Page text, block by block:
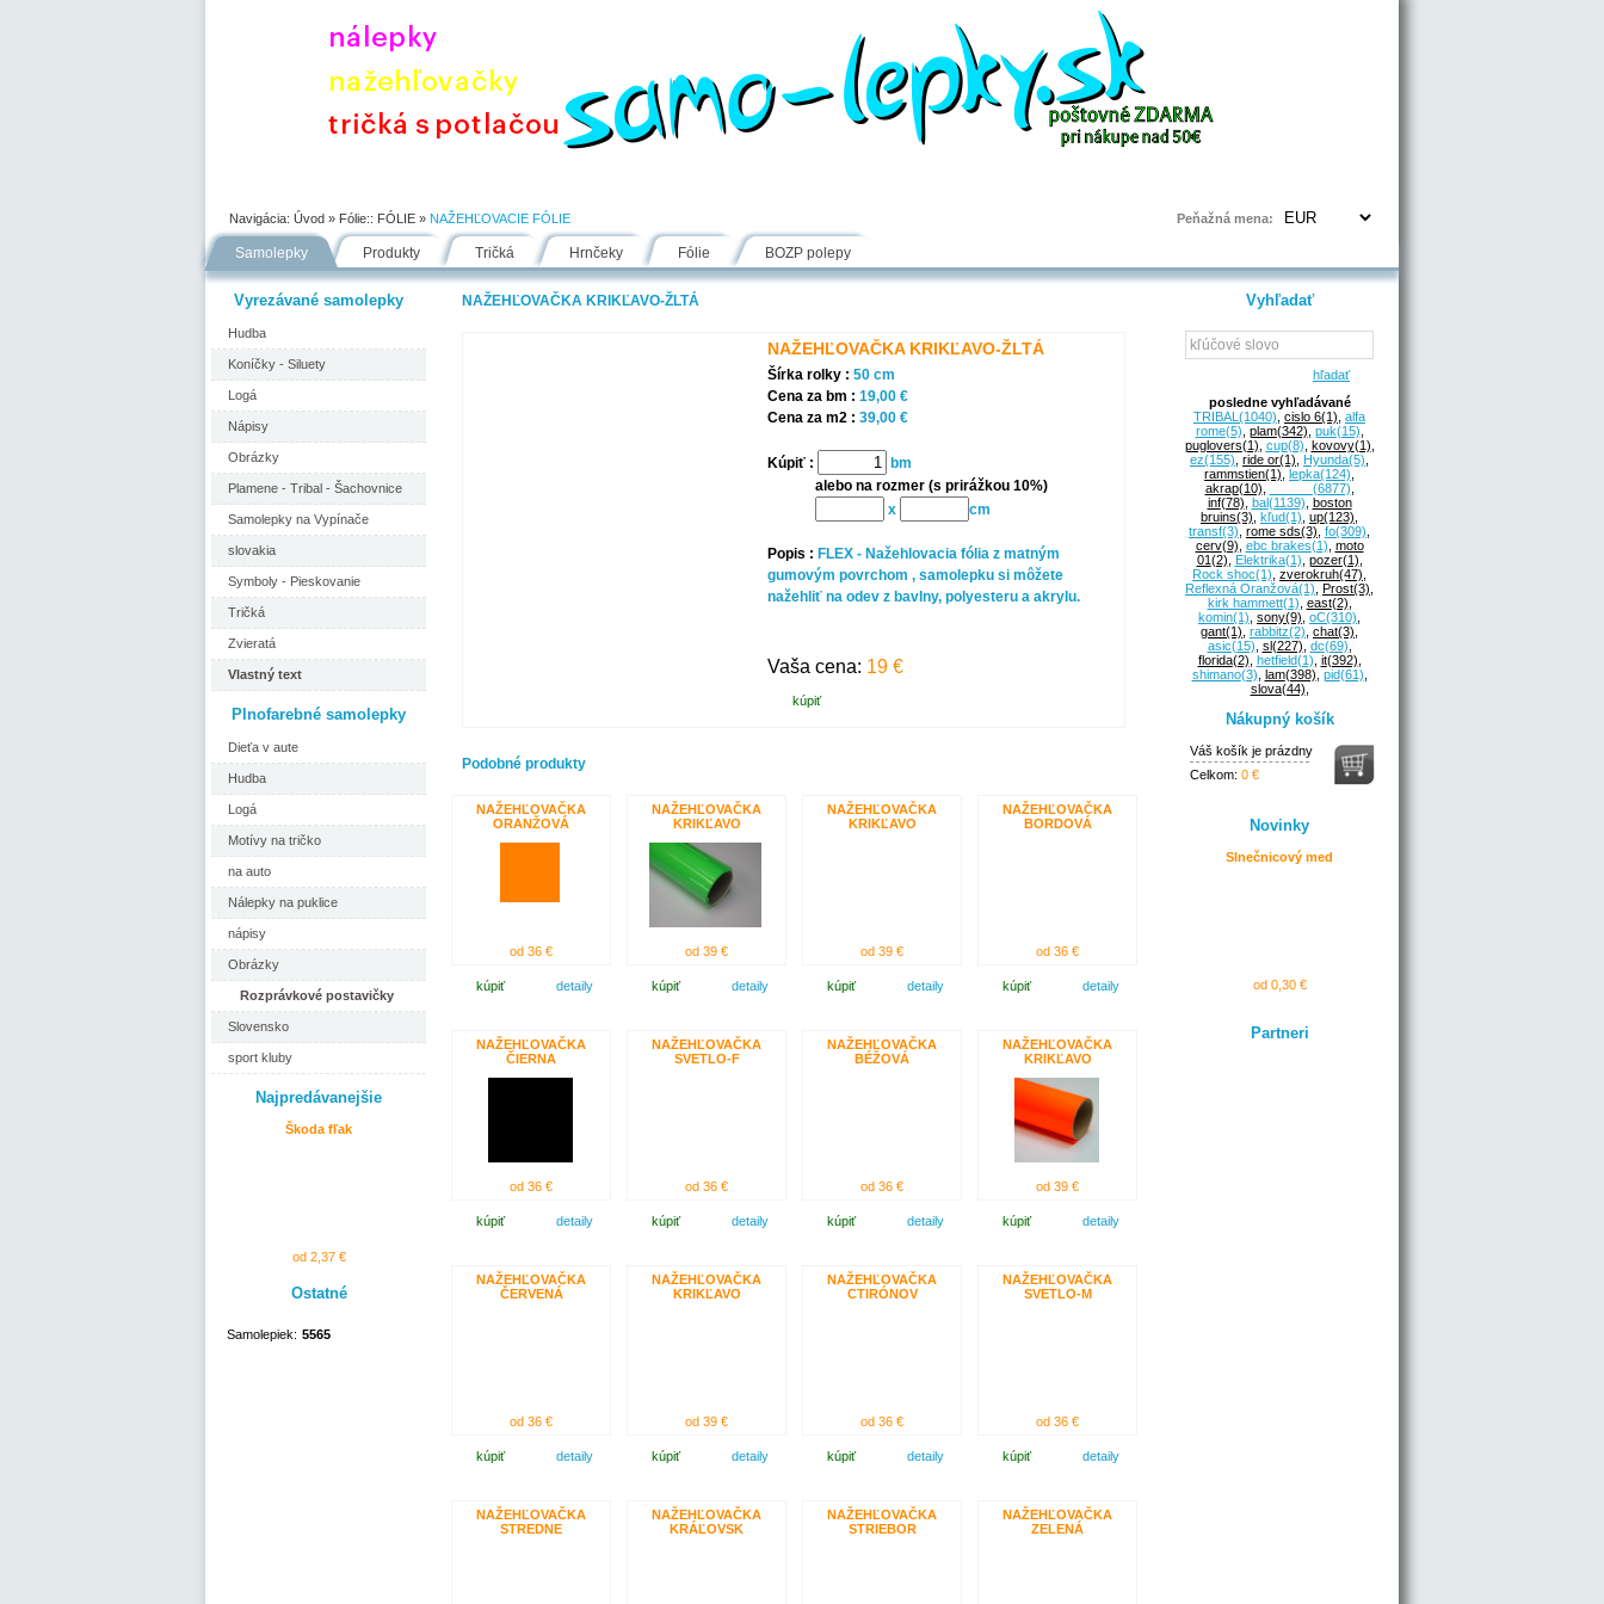
Navigácia: Úvod » Fólie:: FÓLIE » NAŽEHĽOVACIE FÓLIE Peňažná mena:
Samolepky Produkty Tričká Hrnčeky Fólie BOZP polepy
Vyrezávané samolepky
Hudba
Koníčky - Siluety
Logá
Nápisy
Obrázky
Plamene - Tribal - Šachovnice
Samolepky na Vypínače
slovakia
Symboly - Pieskovanie
Tričká
Zvieratá
Vlastný text
Plnofarebné samolepky
Dieťa v aute
Hudba
Logá
Motívy na tričko
na auto
Nálepky na puklice
nápisy
Obrázky
Rozprávkové postavičky
Slovensko
sport kluby
Najpredávanejšie
Škoda fľak
od 2,37 €
Ostatné
Samolepiek: 5565
NAŽEHĽOVAČKA KRIKĽAVO-ŽLTÁ
NAŽEHĽOVAČKA KRIKĽAVO-ŽLTÁ
Šírka rolky : 50 cm
Cena za bm : 19,00 €
Cena za m2 : 39,00 €
Kúpiť :
bm
alebo na rozmer (s prirážkou 10%)
x
cm
Popis : FLEX - Nažehlovacia fólia z matným
gumovým povrchom , samolepku si môžete
nažehliť na odev z bavlny, polyesteru a akrylu.
Vaša cena: 19 €
kúpiť
Podobné produkty
NAŽEHĽOVAČKA
ORANŽOVÁ
od 36 €
kúpiť detaily
NAŽEHĽOVAČKA
KRIKĽAVO
od 39 €
kúpiť detaily
NAŽEHĽOVAČKA
KRIKĽAVO
od 39 €
kúpiť detaily
NAŽEHĽOVAČKA
BORDOVÁ
od 36 €
kúpiť detaily
NAŽEHĽOVAČKA
ČIERNA
od 36 €
kúpiť detaily
NAŽEHĽOVAČKA
SVETLO-F
od 36 €
kúpiť detaily
NAŽEHĽOVAČKA
BÉŽOVÁ
od 36 €
kúpiť detaily
NAŽEHĽOVAČKA
KRIKĽAVO
od 39 €
kúpiť detaily
NAŽEHĽOVAČKA
ČERVENÁ
od 36 €
kúpiť detaily
NAŽEHĽOVAČKA
KRIKĽAVO
od 39 €
kúpiť detaily
NAŽEHĽOVAČKA
CTIRÓNOV
od 36 €
kúpiť detaily
NAŽEHĽOVAČKA
SVETLO-M
od 36 €
kúpiť detaily
NAŽEHĽOVAČKA
STREDNE
NAŽEHĽOVAČKA
KRÁĽOVSK
NAŽEHĽOVAČKA
STRIEBOR
NAŽEHĽOVAČKA
ZELENÁ
Vyhľadať
hľadať
posledne vyhľadávané
TRIBAL (1040) cislo 6(1) alfa
rome(5) plam(342) puk(15)
puglovers(1) cup(8) kovovy(1)
ez(155) ride or(1) Hyunda(5)
rammstien(1) lepka(124)
akrap(10) (6877)
inf(78) bal(1139) boston
bruins(3) kľud(1) up(123)
transf(3) rome sds(3) fo(309)
cerv(9) ebc brakes(1) moto
01(2) Elektrika(1) pozer(1)
Rock shoc(1) zverokruh(47)
Reflexná Oranžová(1) Prost(3)
kirk hammett(1) east(2)
komin(1) sony(9) oC(310)
gant(1) rabbitz(2) chat(3)
asic(15) sl(227) dc(69)
florida(2) hetfield(1) it(392)
shimano(3) lam(398) pid(61)
slova(44)
Nákupný košík
Váš košík je prázdny
Celkom: 0 €
Novinky
Slnečnicový med
od 0,30 €
Partneri